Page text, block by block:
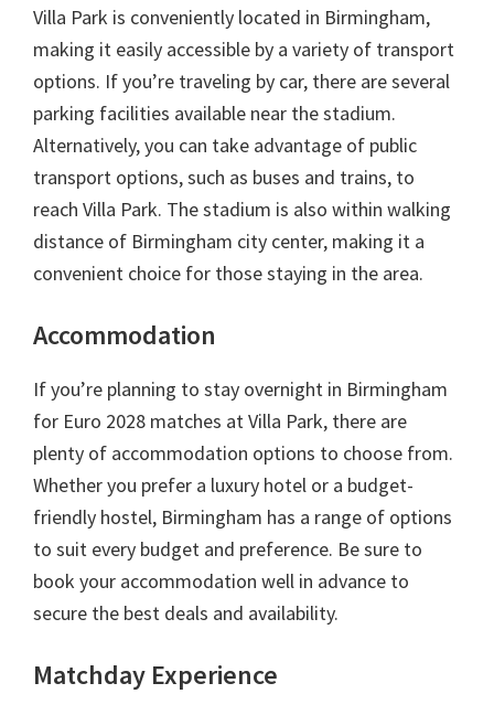
Villa Park is conveniently located in Birmingham,
making it easily accessible by a variety of transport
options. If you’re traveling by car, there are several
parking facilities available near the stadium.
Alternatively,you can take advantage of public
transport options,such as buses and trains, to
reach Villa Park. The stadium is also within walking
distance of Birmingham city center, making it a
convenient choice for those staying in the area.
Accommodation
If you’re planning to stay overnight in Birmingham
for Euro 2028 matches at Villa Park, there are
plenty of accommodation options to choose from.
Whether you prefer a luxury hotel or a budget-
friendly hostel, Birmingham has a range of options
to suit every budget and preference. Be sure to
book your accommodation well in advance to
secure the best deals and availability.
Matchday Experience